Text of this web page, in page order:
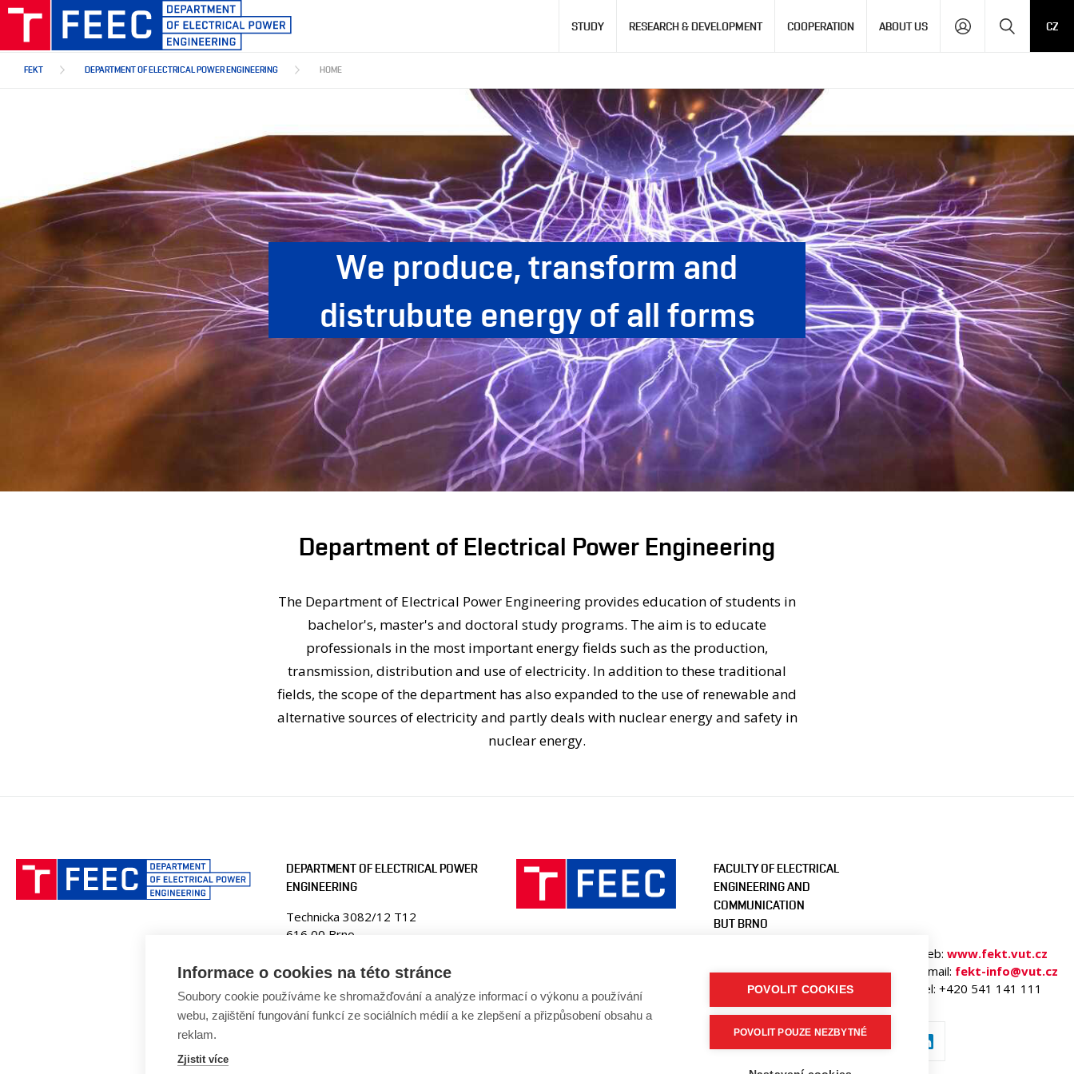
Skip
main
STUDY RESEARCH & DEVELOPMENT COOPERATION ABOUT US CZ
FEKT DEPARTMENT OF ELECTRICAL POWER ENGINEERING HOME
We produce, transform and
distrubute energy of all forms
Department of Electrical Power Engineering
The Department of Electrical Power Engineering provides education of students in
bachelor's, master's and doctoral study programs. The aim is to educate
professionals in the most important energy fields such as the production,
transmission, distribution and use of electricity. In addition to these traditional
fields, the scope of the department has also expanded to the use of renewable and
alternative sources of electricity and partly deals with nuclear energy and safety in
nuclear energy.
DEPARTMENT OF ELECTRICAL POWER
ENGINEERING
Technicka 3082/12 T12
616 00 Brno
Web:www.ueen.fekt.vut.cz
E-mail:fekt-ueen@vut.cz
Tel: +420 541 146 220
FACULTY OF ELECTRICAL
ENGINEERING AND
COMMUNICATION
BUT BRNO
616 00 Brno
Czech Republic
Web: www.fekt.vut.cz
E-mail: fekt-info@vut.cz
Tel: +420 541 141 111
Informace o cookies na této stránce
Soubory cookie používáme ke shromažďování a analýze informací o výkonu a používání
webu, zajištění fungování funkcí ze sociálních médií a ke zlepšení a přizpůsobení obsahu a
reklam.
Zjistit více
POVOLIT COOKIES
POVOLIT POUZE NEZBYTNÉ